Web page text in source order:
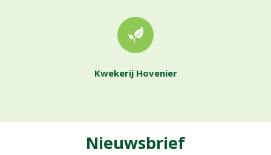
Kwekerij Hovenier
Nieuwsbrief